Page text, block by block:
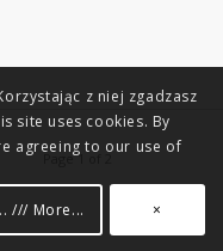
Page 1 of 2
z niej zgadzasz
site uses cookies. By
agreeing to our use of
/// More... ×